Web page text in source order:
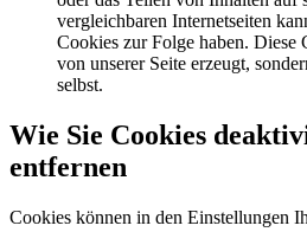
vergleichbaren Internetseiten
Cookies zur Folge haben. Diese
von unserer Seite erzeugt,
selbst.
Wie Sie Cookies
entfernen
Cookies können in den Einstellungen